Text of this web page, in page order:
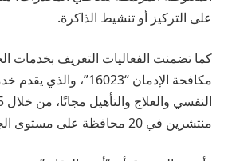
على التركيز أو تنشيط الذاكرة.
كما تضمنت الفعاليات التعريف بخدمات
مكافحة الإدمان
منتشرين في 20 محافظة على مستوى الجمهورية.